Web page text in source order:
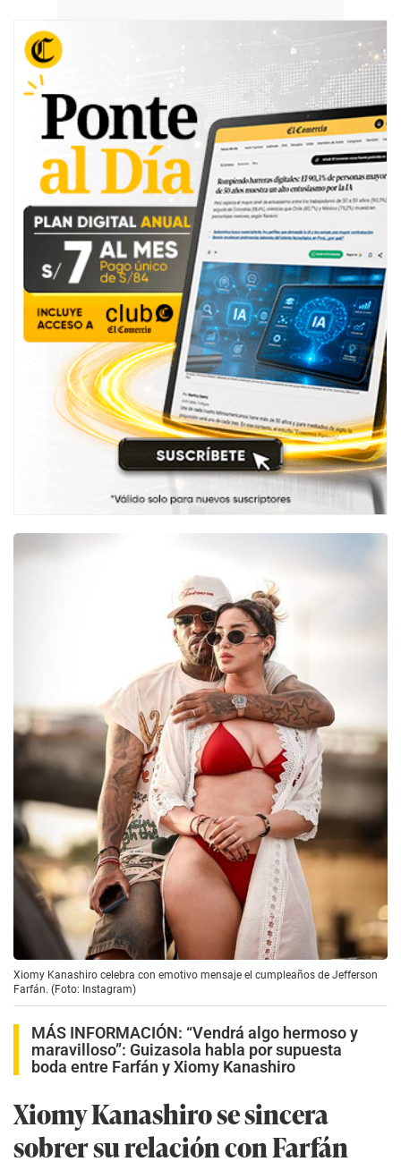
Xiomy Kanashiro celebra con emotivo mensaje el cumpleaños de Jefferson
Farfán. (Foto: Instagram)
MÁS INFORMACIÓN: “Vendrá algo hermoso y
maravilloso”: Guizasola habla por supuesta
boda entre Farfán y Xiomy Kanashiro
Xiomy Kanashiro se sincera
sobrer su relación con Farfán